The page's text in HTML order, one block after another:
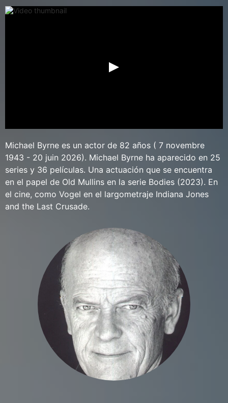
Michael Byrne es un actor de 82 años ( 7 novembre
1943 - 20 juin 2026). Michael Byrne ha aparecido en 25
series y 36 películas. Una actuación que se encuentra
en el papel de Old Mullins en la serie Bodies (2023). En
el cine, como Vogel en el largometraje Indiana Jones
and the Last Crusade.